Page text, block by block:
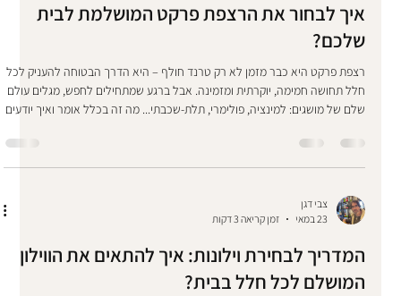
איך לבחור את הרצפת פרקט המושלמת לבית
שלכם?
רצפת פרקט היא כבר מזמן לא רק טרנד חולף – היא הדרך הבטוחה להעניק לכל
חלל תחושה חמימה, יוקרתית ומזמינה. אבל ברגע שמתחילים לחפש, מגלים עולם
שלם של מושגים: למינציה, פולימרי, תלת-שכבתי... מה זה בכלל אומר ואיך יודעים
המובילים בשוק, יחד עם היתרונות, החסרונות והשורה התחתונה שיעזרו לכם
להחליט. 1. פרקט למינציה: המלך הבלתי מעורער של התמורה למחיר פרקט
צבי דגן
23 במאי
זמן קריאה 3 דקות
המדריך לבחירת וילונות: איך להתאים את הווילון
המושלם לכל חלל בבית?